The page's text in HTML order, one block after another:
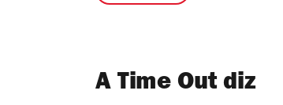
A Time Out diz